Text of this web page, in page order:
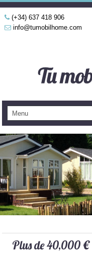
(+34) 637 418 906
info@tumobilhome.com
Plus de 40,000 €